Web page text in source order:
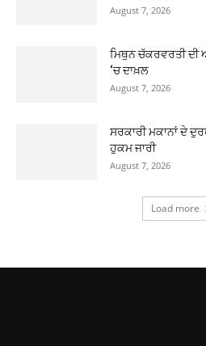
August 7, 2026
ਮਿਥੁਨ ਚੱਕਰਵਰਤੀ ਦੀ
‘ਚ ਦਾਖ਼ਲ
August 7, 2026
ਸਰਕਾਰੀ ਮਕਾਨਾਂ ਦੇ
ਹੁਕਮ ਜਾਰੀ
August 7, 2026
Load more